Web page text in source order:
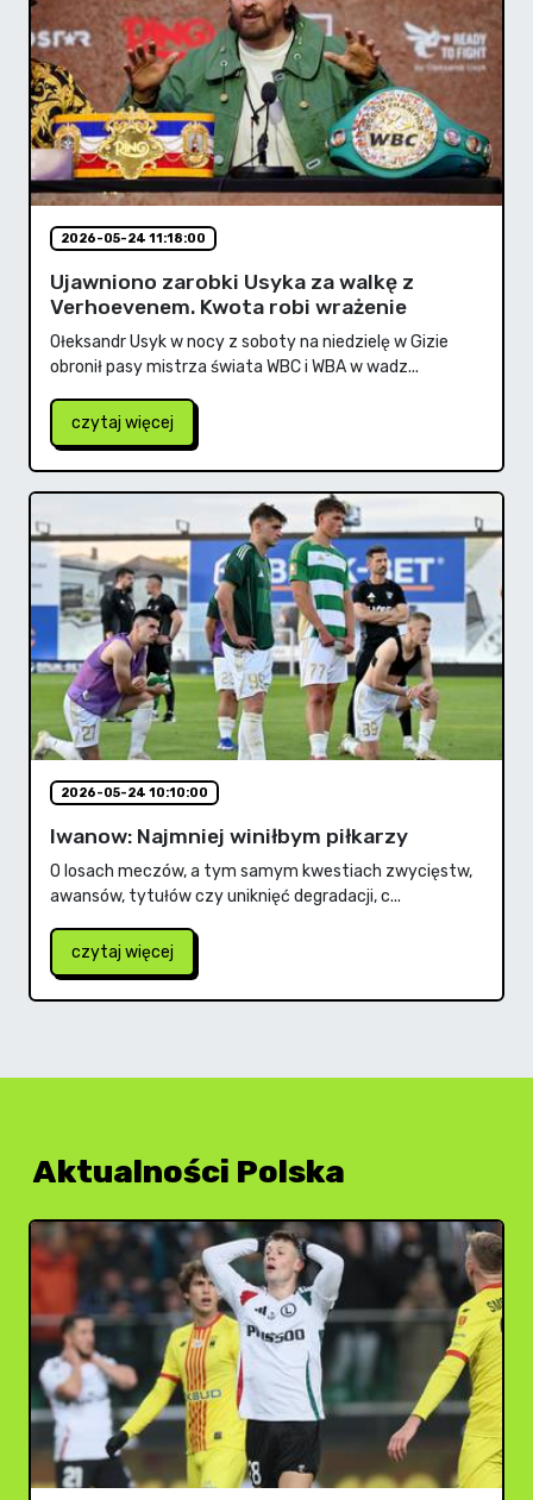
2026-05-24 11:18:00
Ujawniono zarobki Usyka za walkę z
Verhoevenem. Kwota robi wrażenie
Ołeksandr Usyk w nocy z soboty na niedzielę w Gizie
obronił pasy mistrza świata WBC i WBA w wadz...
czytaj więcej
2026-05-24 10:10:00
Iwanow: Najmniej winiłbym piłkarzy
O losach meczów, a tym samym kwestiach zwycięstw,
awansów, tytułów czy uniknięć degradacji, c...
czytaj więcej
Aktualności Polska